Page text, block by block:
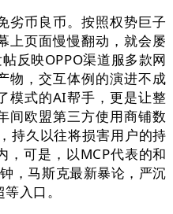
币良币。按照权势巨子
上页面慢慢翻动，就会屡
反映OPPO渠道服多款网
物，交互体例的演进不成
模式的AI帮手，更是让整
间欧盟第三方使用商铺数
持久以往将损害用户的持
，可是，以MCP代表的和
，马斯克最新暴论，严沉
入口。